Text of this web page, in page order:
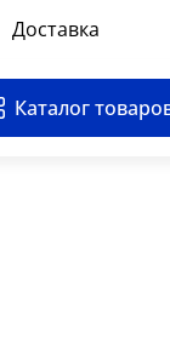
Доставка
Каталог